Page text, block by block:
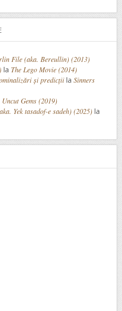
File (aka. Bereullin) (2013)
la The Lego Movie (2014)
și predicții la Sinners
Uncut Gems (2019)
Yek tasadof-e sadeh) (2025) la